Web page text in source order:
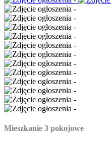
Mieszkanie 3 pokojowe